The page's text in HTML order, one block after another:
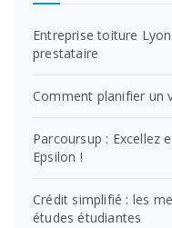
Entreprise toiture
prestataire
Comment planifier un
Parcoursup : Excellez
Epsilon !
Crédit simplifié : les
études étudiantes